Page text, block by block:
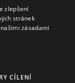
zlepšení
stránek
zásadami
CÍLENÍ